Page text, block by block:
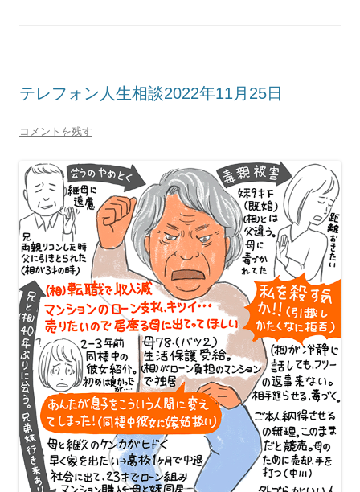
テレフォン人生相談2022年11月25日
コメントを残す